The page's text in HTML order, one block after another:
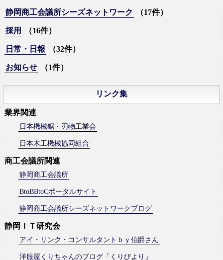
静岡商工会議所シーズネットワーク （17件）
採用 （16件）
日常・日報 （32件）
お知らせ （1件）
リンク集
業界関連
日本機械鋸・刃物工業会
日本木工機械協同組合
商工会議所関連
静岡商工会議所
BtoBBtoCポータルサイト
静岡商工会議所シーズネットワークブログ
静岡ＩＴ研究会
アイ・リンク・コンサルタントｂｙ伯爵さん
洋服屋くりちゃんのブログ「くりびより」